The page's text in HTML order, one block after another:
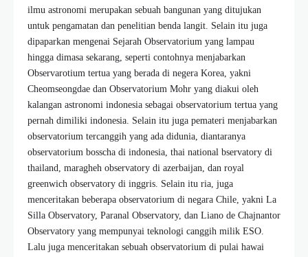
ilmu astronomi merupakan sebuah bangunan yang ditujukan
untuk pengamatan dan penelitian benda langit. Selain itu juga
dipaparkan mengenai Sejarah Observatorium yang lampau
hingga dimasa sekarang, seperti contohnya menjabarkan
Observarotium tertua yang berada di negera Korea, yakni
Cheomseongdae dan Observatorium Mohr yang diakui oleh
kalangan astronomi indonesia sebagai observatorium tertua yang
pernah dimiliki indonesia. Selain itu juga pemateri menjabarkan
observatorium tercanggih yang ada didunia, diantaranya
observatorium bosscha di indonesia, thai national bservatory di
thailand, maragheh observatory di azerbaijan, dan royal
greenwich observatory di inggris. Selain itu ria, juga
menceritakan beberapa observatorium di negara Chile, yakni La
Silla Observatory, Paranal Observatory, dan Liano de Chajnantor
Observatory yang mempunyai teknologi canggih milik ESO.
Lalu juga menceritakan sebuah observatorium di pulai hawai